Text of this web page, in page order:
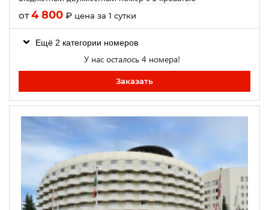
от4 800 ₽ цена за 1 сутки
Ещё 2 категории номеров
У нас осталось 4 номера!
Заказать